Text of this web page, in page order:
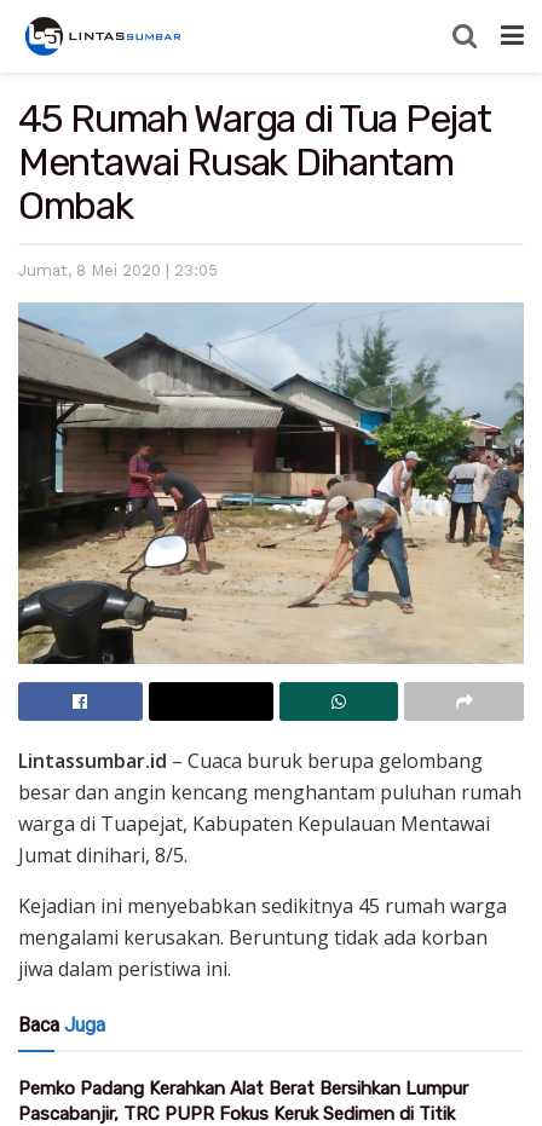
45 Rumah Warga di Tua Pejat
Mentawai Rusak Dihantam
Ombak
Jumat, 8 Mei 2020 | 23:05
Lintassumbar.id – Cuaca buruk berupa gelombang
besar dan angin kencang menghantam puluhan rumah
warga di Tuapejat, Kabupaten Kepulauan Mentawai
Jumat dinihari, 8/5.
Kejadian ini menyebabkan sedikitnya 45 rumah warga
mengalami kerusakan. Beruntung tidak ada korban
jiwa dalam peristiwa ini.
Baca Juga
Pemko Padang Kerahkan Alat Berat Bersihkan Lumpur
Pascabanjir, TRC PUPR Fokus Keruk Sedimen di Titik